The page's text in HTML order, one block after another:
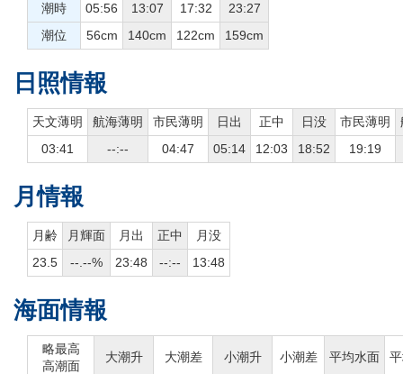
潮時 05:56 13:07 17:32
23:27
潮位
56cm 140cm 122cm 159cm
日照情報
天文薄明 航海薄明 市民薄明 日出 正中 日没 市民薄明
03:41
--:-- 04:47 05:14 12:03 18:52 19:19
月情報
月齢 月輝面 月出 正中
月没
23.5
--.--% 23:48 --:-- 13:48
海面情報
略最高
高潮面
大潮升 大潮差 小潮升 小潮差 平均水面